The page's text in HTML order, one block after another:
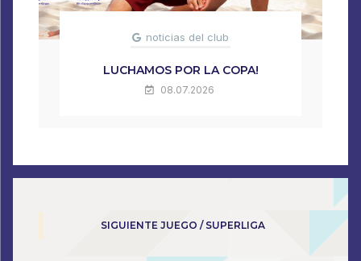
noticias del club
LUCHAMOS POR LA COPA!
08.07.2026
SIGUIENTE JUEGO / SUPERLIGA